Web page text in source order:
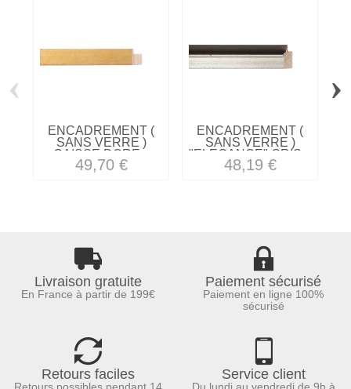
ENCADREMENT (
SANS VERRE )
CAISSE DORE...
49,70 €
ENCADREMENT (
SANS VERRE )
"ELEGANCE" GRIS...
48,19 €
‹ ›
Livraison gratuite
En France à partir de 199€
Paiement sécurisé
Paiement en ligne 100%
sécurisé
Retours faciles Service client